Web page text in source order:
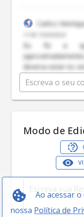
Ao acessar o
nossa Política de
Carlos
Eu fiz a
deveria estar no
sem isso?".
Modo de